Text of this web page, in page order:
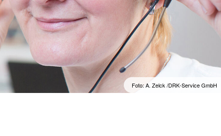
Foto: A. Zelck /DRK-Service GmbH